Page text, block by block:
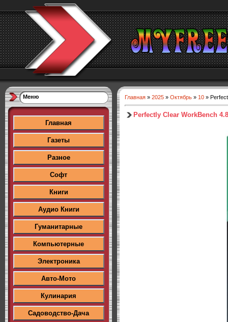
Меню
Главная
Газеты
Разное
Софт
Книги
Аудио Книги
Гуманитарные
Компьютерные
Электроника
Авто-Мото
Кулинария
Садоводство-Дача
Главная » 2025 » Октябрь » 10 »
Perfectly Clear WorkBench